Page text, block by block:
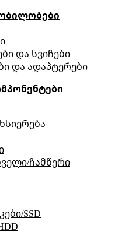
და სვიჩები
და ადაპტერები
ჩამწერი
SSD